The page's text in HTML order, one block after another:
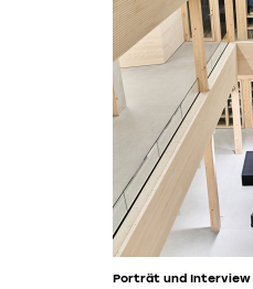
Porträt und Interview